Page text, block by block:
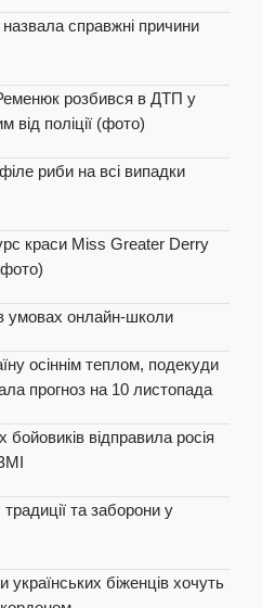
справжні причини
розбився в ДТП у
від поліції (фото)
риби на всі випадки
краси Miss Greater Derry
умовах онлайн-школи
осіннім теплом, подекуди
прогноз на 10 листопада
бойовиків відправила росія
та заборони у
українських біженців хочуть